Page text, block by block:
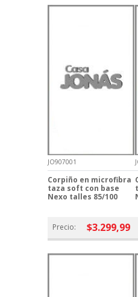
JO907001
Corpiño en microfibra
taza soft con base
Nexo talles 85/100
Precio: $3.299,99